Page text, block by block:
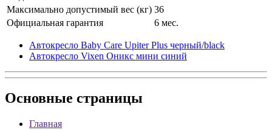
Максимально допустимый вес (кг) 36
Официальная гарантия
6 мес.
Автокресло Baby Care Upiter Plus черный/black
Автокресло Vixen Оникс мини синий
Основные страницы
Главная